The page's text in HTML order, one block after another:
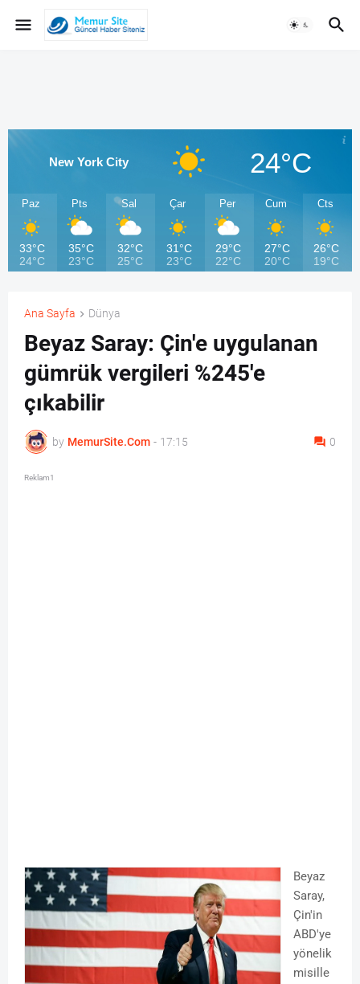
New York City 24°C
Paz
33°C
24°C
Pts
35°C
23°C
Sal
32°C
25°C
Çar
31°C
23°C
Per
29°C
22°C
Cum
27°C
20°C
Cts
26°C
19°C
Ana Sayfa Dünya
Beyaz Saray: Çin'e uygulanan
gümrük vergileri %245'e
çıkabilir
by MemurSite.Com - 17:15 0
Reklam1
Beyaz
Saray,
Çin'in
ABD'ye
yönelik
misille